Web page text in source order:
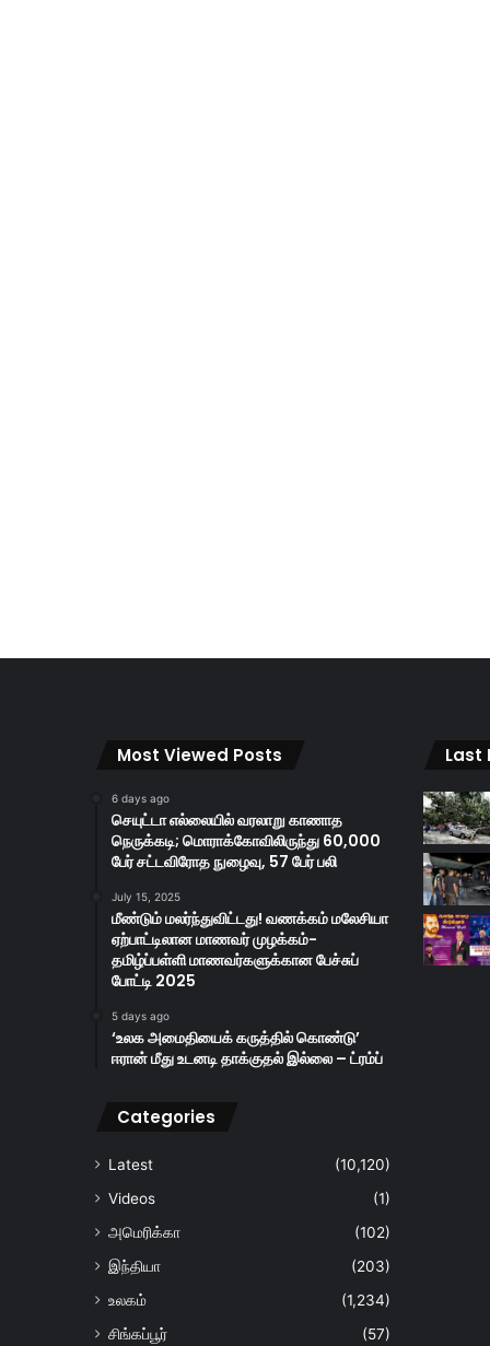
Most Viewed Posts
6 days ago
செயுட்டா எல்லையில் வரலாறு காணாத
நெருக்கடி; மொராக்கோவிலிருந்து 60,000
பேர் சட்டவிரோத நுழைவு, 57 பேர் பலி
July 15, 2025
மீண்டும் மலர்ந்துவிட்டது! வணக்கம் மலேசியா
ஏற்பாட்டிலான மாணவர் முழக்கம்-
தமிழ்ப்பள்ளி மாணவர்களுக்கான பேச்சுப்
போட்டி 2025
5 days ago
‘உலக அமைதியைக் கருத்தில் கொண்டு’
ஈரான் மீது உடனடி தாக்குதல் இல்லை – ட்ரம்ப்
Categories
Latest
(10,120)
Videos
(1)
அமெரிக்கா
(102)
இந்தியா
(203)
உலகம்
(1,234)
சிங்கப்பூர்
(57)
Last